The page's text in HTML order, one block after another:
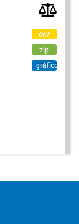
csv
zip
gráfico